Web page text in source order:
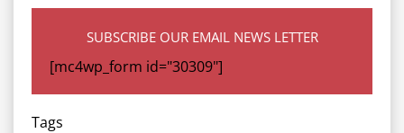
SUBSCRIBE OUR EMAIL NEWS LETTER
[mc4wp_form id="30309"]
Tags